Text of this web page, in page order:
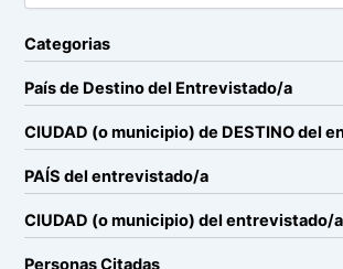
Categorias
País de Destino del Entrevistado/a
CIUDAD (o municipio) de DESTINO del
PAÍS del entrevistado/a
CIUDAD (o municipio) del entrevistado/a
Personas Citadas